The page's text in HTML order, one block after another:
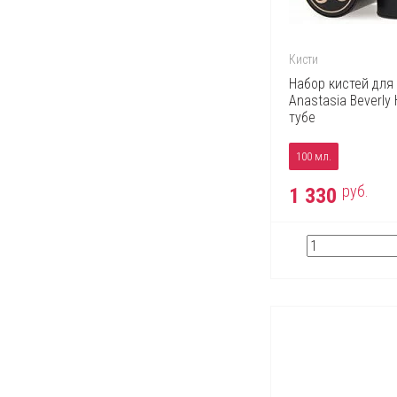
Кисти
Набор кистей
Anastasia Beverly
тубе
100 мл.
1 330 руб.